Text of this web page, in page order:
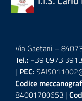
Via Gaetani –
Tel.: +39 0973
| PEC:
Codice
84001780653 |